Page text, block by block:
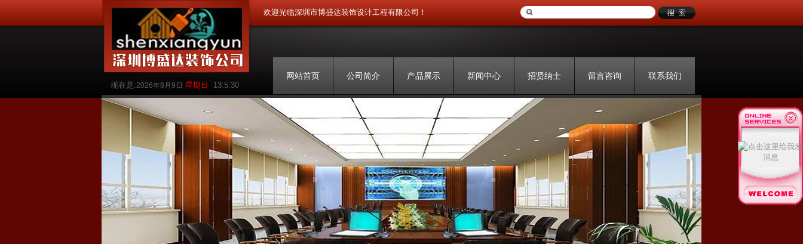
欢迎光临深圳市博盛达装饰设计工程有限公司！
现在是:2026年8月9日 星期日 13:5:31
联系我们
留言咨询
招贤纳士
新闻中心
产品展示
公司简介
网站首页